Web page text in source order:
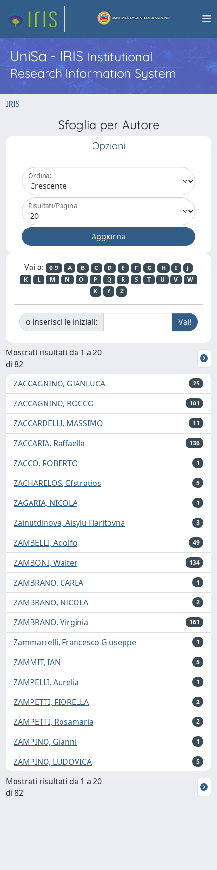
UniSa - IRISInstitutional
Research Information System
IRIS
Sfoglia per Autore
Opzioni
Ordina:
Risultati/Pagina
Vai a: 0-9 A B C D E F G H I
J
K
L M N O P Q R S T U V
W
X
Y Z
o inserisci le iniziali:
Mostrati risultati da 1 a 20
di 82
ZACCAGNINO, GIANLUCA
25
ZACCAGNINO, ROCCO 101
ZACCARDELLI, MASSIMO 11
ZACCARIA, Raffaella 136
ZACCO, ROBERTO 1
ZACHARELOS, Efstratios 5
ZAGARIA, NICOLA 1
Zainutdinova, Aisylu Flaritovna 3
ZAMBELLI, Adolfo 49
ZAMBONI, Walter 134
ZAMBRANO, CARLA 1
ZAMBRANO, NICOLA 2
ZAMBRANO, Virginia 161
Zammarrelli, Francesco Giuseppe 1
ZAMMIT, IAN 5
ZAMPELLI, Aurelia 1
ZAMPETTI, FIORELLA 2
ZAMPETTI, Rosamaria 2
ZAMPINO, Gianni 1
ZAMPINO, LUDOVICA 5
Mostrati risultati da 1 a 20
di 82